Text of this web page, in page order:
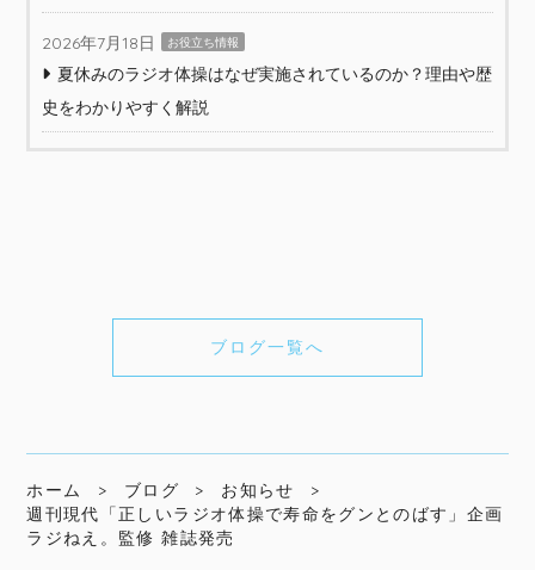
2026年7月18日 お役立ち情報
夏休みのラジオ体操はなぜ実施されているのか？理由や歴
史をわかりやすく解説
ブログ一覧へ
ホーム ブログ
お知らせ
週刊現代「正しいラジオ体操で寿命をグンとのばす」企画
ラジねえ。監修 雑誌発売